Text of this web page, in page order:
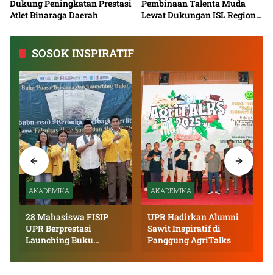
Dukung Peningkatan Prestasi
Atlet Binaraga Daerah
Pembinaan Talenta Muda
Lewat Dukungan ISL Regional
SOSOK INSPIRATIF
AKADEMIKA
28 Mahasiswa FISIP
UPR Berprestasi
Launching Buku
AKADEMIKA
UPR Hadirkan Alumni
Sawit Inspiratif di
Panggung AgriTalks